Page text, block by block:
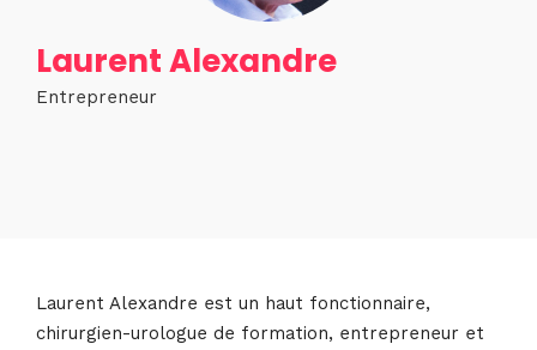
Laurent Alexandre
Entrepreneur
Laurent Alexandre est un haut fonctionnaire,
chirurgien-urologue de formation, entrepreneur et